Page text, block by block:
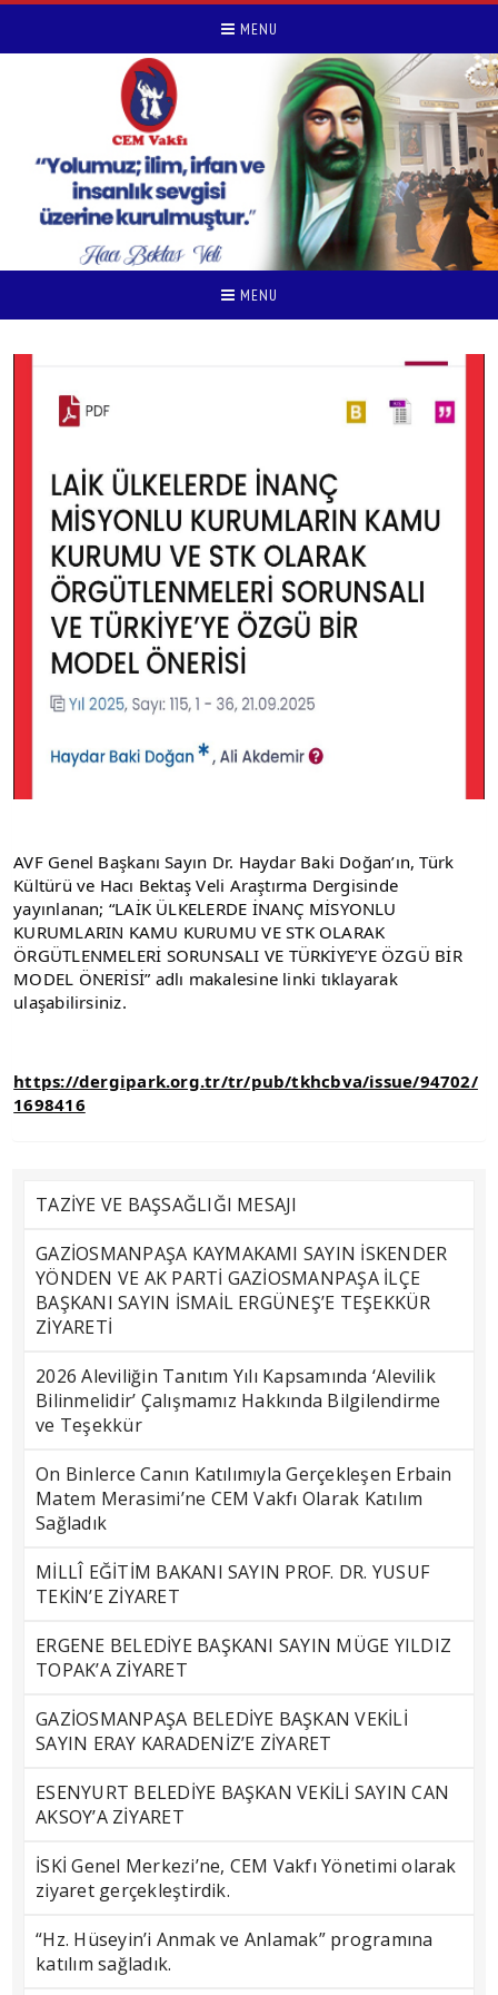
MENU
MENU
AVF Genel Başkanı Sayın Dr. Haydar Baki Doğan’ın, Türk
Kültürü ve Hacı Bektaş Veli Araştırma Dergisinde
yayınlanan; “LAİK ÜLKELERDE İNANÇ MİSYONLU
KURUMLARIN KAMU KURUMU VE STK OLARAK
ÖRGÜTLENMELERİ SORUNSALI VE TÜRKİYE’YE ÖZGÜ BİR
MODEL ÖNERİSİ” adlı makalesine linki tıklayarak
ulaşabilirsiniz.
https://dergipark.org.tr/tr/pub/tkhcbva/issue/94702/
1698416
TAZİYE VE BAŞSAĞLIĞI MESAJI
GAZİOSMANPAŞA KAYMAKAMI SAYIN İSKENDER
YÖNDEN VE AK PARTİ GAZİOSMANPAŞA İLÇE
BAŞKANI SAYIN İSMAİL ERGÜNEŞ’E TEŞEKKÜR
ZİYARETİ
2026 Aleviliğin Tanıtım Yılı Kapsamında ‘Alevilik
Bilinmelidir’ Çalışmamız Hakkında Bilgilendirme
ve Teşekkür
On Binlerce Canın Katılımıyla Gerçekleşen Erbain
Matem Merasimi’ne CEM Vakfı Olarak Katılım
Sağladık
MİLLÎ EĞİTİM BAKANI SAYIN PROF. DR. YUSUF
TEKİN’E ZİYARET
ERGENE BELEDİYE BAŞKANI SAYIN MÜGE YILDIZ
TOPAK’A ZİYARET
GAZİOSMANPAŞA BELEDİYE BAŞKAN VEKİLİ
SAYIN ERAY KARADENİZ’E ZİYARET
ESENYURT BELEDİYE BAŞKAN VEKİLİ SAYIN CAN
AKSOY’A ZİYARET
İSKİ Genel Merkezi’ne, CEM Vakfı Yönetimi olarak
ziyaret gerçekleştirdik.
“Hz. Hüseyin’i Anmak ve Anlamak” programına
katılım sağladık.